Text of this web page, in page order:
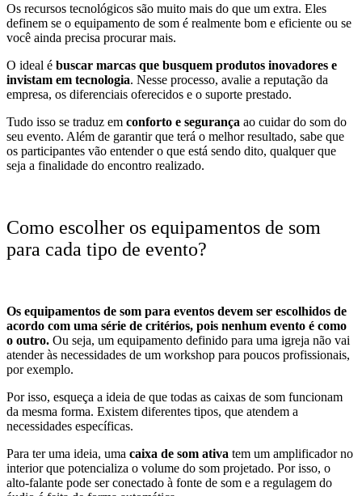
Os recursos tecnológicos são muito mais do que um extra. Eles
definem se o equipamento de som é realmente bom e eficiente ou se
você ainda precisa procurar mais.
O ideal é buscar marcas que busquem produtos inovadores e
invistam em tecnologia. Nesse processo, avalie a reputação da
empresa, os diferenciais oferecidos e o suporte prestado.
Tudo isso se traduz em conforto e segurança ao cuidar do som do
seu evento. Além de garantir que terá o melhor resultado, sabe que
os participantes vão entender o que está sendo dito, qualquer que
seja a finalidade do encontro realizado.
Como escolher os equipamentos de som
para cada tipo de evento?
Os equipamentos de som para eventos devem ser escolhidos de
acordo com uma série de critérios, pois nenhum evento é como
o outro. Ou seja, um equipamento definido para uma igreja não vai
atender às necessidades de um workshop para poucos profissionais,
por exemplo.
Por isso, esqueça a ideia de que todas as caixas de som funcionam
da mesma forma. Existem diferentes tipos, que atendem a
necessidades específicas.
Para ter uma ideia, uma caixa de som ativa tem um amplificador no
interior que potencializa o volume do som projetado. Por isso, o
alto-falante pode ser conectado à fonte de som e a regulagem do